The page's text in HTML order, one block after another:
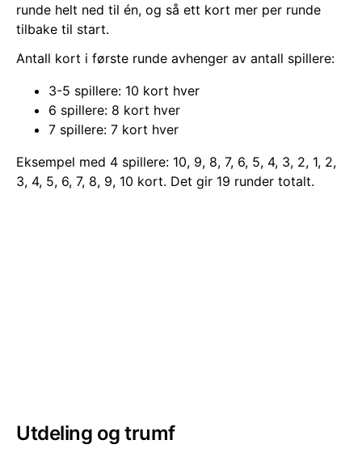
runde helt ned til én, og så ett kort mer per runde
tilbake til start.
Antall kort i første runde avhenger av antall spillere:
3-5 spillere: 10 kort hver
6 spillere: 8 kort hver
7 spillere: 7 kort hver
Eksempel med 4 spillere: 10, 9, 8, 7, 6, 5, 4, 3, 2, 1, 2,
3, 4, 5, 6, 7, 8, 9, 10 kort. Det gir 19 runder totalt.
Utdeling og trumf